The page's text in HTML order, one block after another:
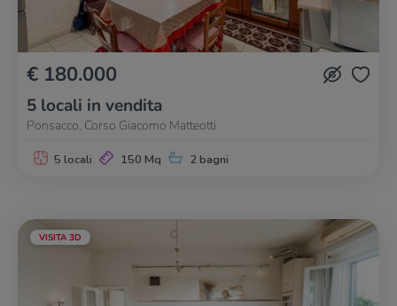
€ 180.000
5 locali in vendita
Ponsacco, Corso Giacomo Matteotti
5 locali 150 Mq 2 bagni
VISITA 3D